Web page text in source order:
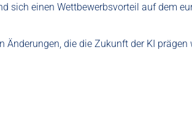
sich einen Wettbewerbsvorteil auf dem
die die Zukunft der KI prägen